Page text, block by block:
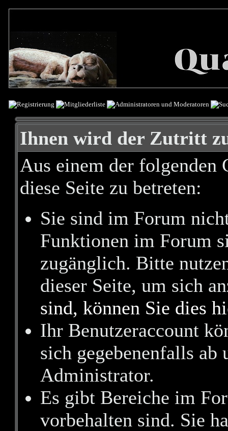
Ihnen wird der Zutritt
Aus einem der folgenden
diese Seite zu betreten:
Sie sind im Forum
Funktionen im Forum
zugänglich. Bitte
dieser Seite, um sich
sind, können Sie dies
Ihr Benutzeraccount
sich gegebenenfalls ab
Administrator.
Es gibt Bereiche im
vorbehalten sind. Sie